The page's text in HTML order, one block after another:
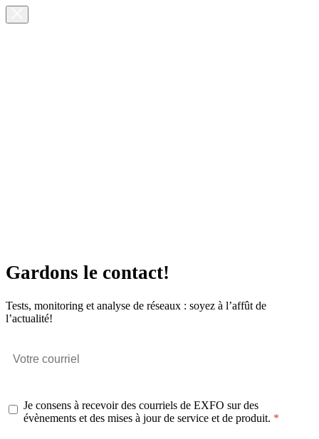
Gardons le contact!
Tests, monitoring et analyse de réseaux : soyez à l’affût de
l’actualité!
Je consens à recevoir des courriels de EXFO sur des
évènements et des mises à jour de service et de produit.